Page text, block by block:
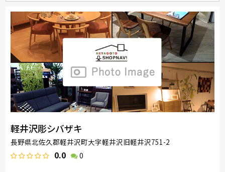
軽井沢彫シバザキ
長野県北佐久郡軽井沢町大字軽井沢旧軽井沢751-2
0.0 0